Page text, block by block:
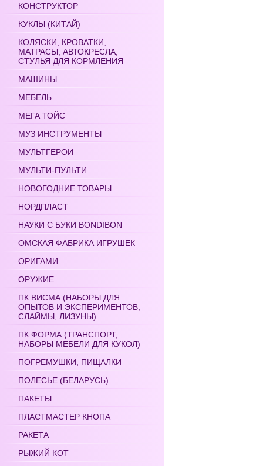
КОНСТРУКТОР
КУКЛЫ (КИТАЙ)
КОЛЯСКИ, КРОВАТКИ,
МАТРАСЫ, АВТОКРЕСЛА,
СТУЛЬЯ ДЛЯ КОРМЛЕНИЯ
МАШИНЫ
МЕБЕЛЬ
МЕГА ТОЙС
МУЗ ИНСТРУМЕНТЫ
МУЛЬТГЕРОИ
МУЛЬТИ-ПУЛЬТИ
НОВОГОДНИЕ ТОВАРЫ
НОРДПЛАСТ
НАУКИ С БУКИ BONDIBON
ОМСКАЯ ФАБРИКА ИГРУШЕК
ОРИГАМИ
ОРУЖИЕ
ПК ВИСМА (НАБОРЫ ДЛЯ
ОПЫТОВ И ЭКСПЕРИМЕНТОВ,
СЛАЙМЫ, ЛИЗУНЫ)
ПК ФОРМА (ТРАНСПОРТ,
НАБОРЫ МЕБЕЛИ ДЛЯ КУКОЛ)
ПОГРЕМУШКИ, ПИЩАЛКИ
ПОЛЕСЬЕ (БЕЛАРУСЬ)
ПАКЕТЫ
ПЛАСТМАСТЕР КНОПА
РАКЕТА
РЫЖИЙ КОТ